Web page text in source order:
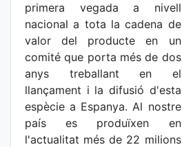
primera vegada a nivell
nacional a tota la cadena de
valor del producte en un
comité que porta més de dos
anys treballant en el
llançament i la difusió d'esta
espècie a Espanya. Al nostre
país es produïxen en
l'actualitat més de 22 milions